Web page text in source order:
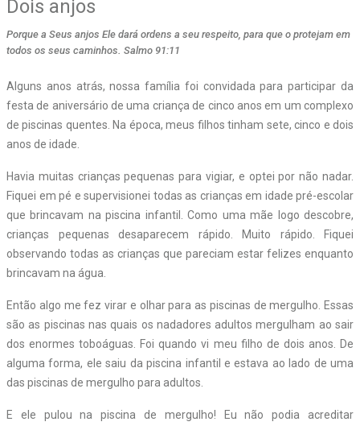
Dois anjos
Porque a Seus anjos Ele dará ordens a seu respeito, para que o protejam em
todos os seus caminhos. Salmo 91:11
Alguns anos atrás, nossa família foi convidada para participar da
festa de aniversário de uma criança de cinco anos em um complexo
de piscinas quentes. Na época, meus filhos tinham sete, cinco e dois
anos de idade.
Havia muitas crianças pequenas para vigiar, e optei por não nadar.
Fiquei em pé e supervisionei todas as crianças em idade pré-escolar
que brincavam na piscina infantil. Como uma mãe logo descobre,
crianças pequenas desaparecem rápido. Muito rápido. Fiquei
observando todas as crianças que pareciam estar felizes enquanto
brincavam na água.
Então algo me fez virar e olhar para as piscinas de mergulho. Essas
são as piscinas nas quais os nadadores adultos mergulham ao sair
dos enormes toboáguas. Foi quando vi meu filho de dois anos. De
alguma forma, ele saiu da piscina infantil e estava ao lado de uma
das piscinas de mergulho para adultos.
E ele pulou na piscina de mergulho! Eu não podia acreditar